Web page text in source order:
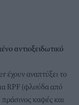
αντιοξειδωτικό
έχουν αναπτύξει το
RPF (φλούδα από
πράσινος καφές και